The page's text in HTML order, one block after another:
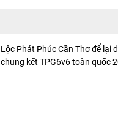
Lộc Phát Phúc Cần Thơ để lại
chung kết TPG6v6 toàn quốc